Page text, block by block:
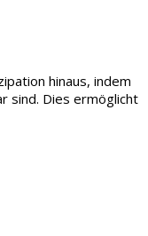
hinaus, indem
sind. Dies ermöglicht